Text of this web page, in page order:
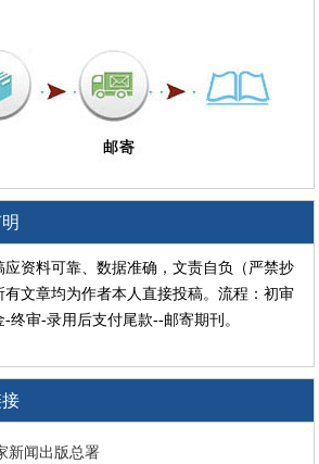
应资料可靠、数据准确，文责自负（严禁抄
有文章均为作者本人直接投稿。流程：初审
终审-录用后支付尾款--邮寄期刊。
新闻出版总署